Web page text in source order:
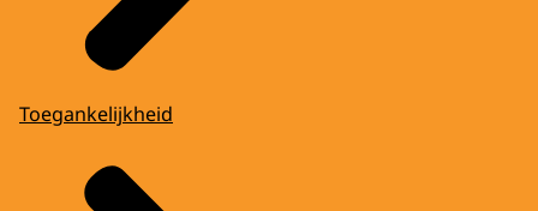
Toegankelijkheid